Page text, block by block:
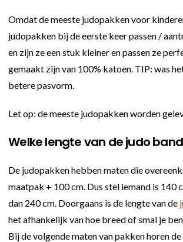
Omdat de meeste judopakken voor
judopakken bij de eerste keer passen /
en zijn ze een stuk kleiner en passen ze
gemaakt zijn van 100% katoen. TIP: was
betere pasvorm.
Let op: de meeste judopakken worden
Welke lengte van de judo
De judopakken hebben maten die
maatpak + 100 cm. Dus stel iemand is 140
dan 240 cm. Doorgaans is de lengte van de
het afhankelijk van hoe breed of smal je
Bij de volgende maten van pakken horen